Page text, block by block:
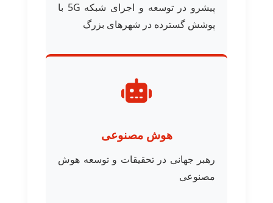
پیشرو در توسعه و اجرای شبکه 5G با
پوشش گسترده در شهرهای بزرگ
هوش مصنوعی
رهبر جهانی در تحقیقات و توسعه هوش
مصنوعی